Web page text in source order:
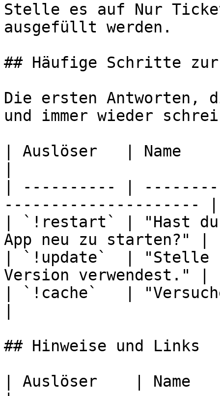
Stelle es auf Nur
ausgefüllt werden.
## Häufige Schritte zur
Die ersten Antworten,
und immer wieder
| Auslöser   | Name
| ---------- |
--------------------- |
| `!restart` | "Hast du
App neu zu starten?" |
| `!update`  | "Stelle
Version verwendest." |
| `!cache`   |
## Hinweise und Links
| Auslöser    | Name